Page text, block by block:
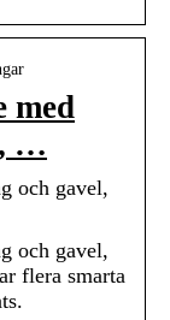
med
…
och gavel,
och gavel,
flera smarta